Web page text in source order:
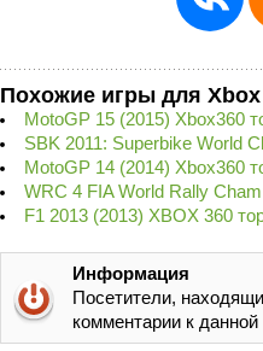
Похожие игры для Xbox
MotoGP 15 (2015) Xbox360
SBK 2011: Superbike World
MotoGP 14 (2014) Xbox360
WRC 4 FIA World Rally
F1 2013 (2013) XBOX 360
Информация
Посетители,
комментарии к